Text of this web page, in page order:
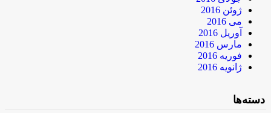
ژوئن 2016
می 2016
آوریل 2016
مارس 2016
فوریه 2016
ژانویه 2016
دسته‌ها